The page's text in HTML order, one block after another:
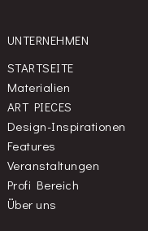
UNTERNEHMEN
STARTSEITE
Materialien
ART PIECES
Design-Inspirationen
Features
Veranstaltungen
Profi Bereich
Über uns